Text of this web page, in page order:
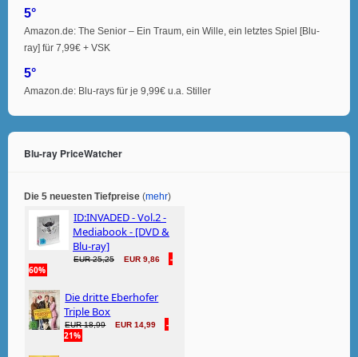
5°
Amazon.de: The Senior – Ein Traum, ein Wille, ein letztes Spiel [Blu-
ray] für 7,99€ + VSK
5°
Amazon.de: Blu-rays für je 9,99€ u.a. Stiller
Blu-ray PriceWatcher
Die 5 neuesten Tiefpreise (mehr)